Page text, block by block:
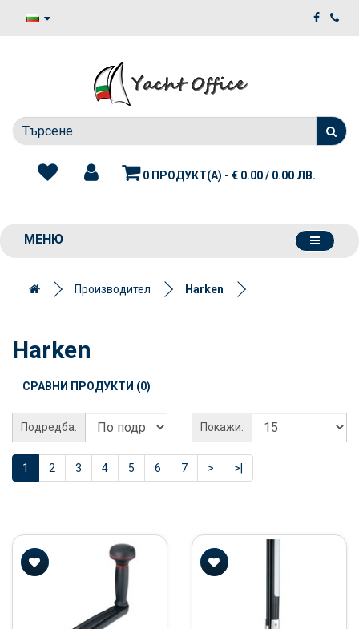
0 ПРОДУКТ(А) - € 0.00 / 0.00 ЛВ.
МЕНЮ
Производител Harken
Harken
СРАВНИ ПРОДУКТИ (0)
Подредба: Покажи:
1 2 3 4 5 6 7 > >|